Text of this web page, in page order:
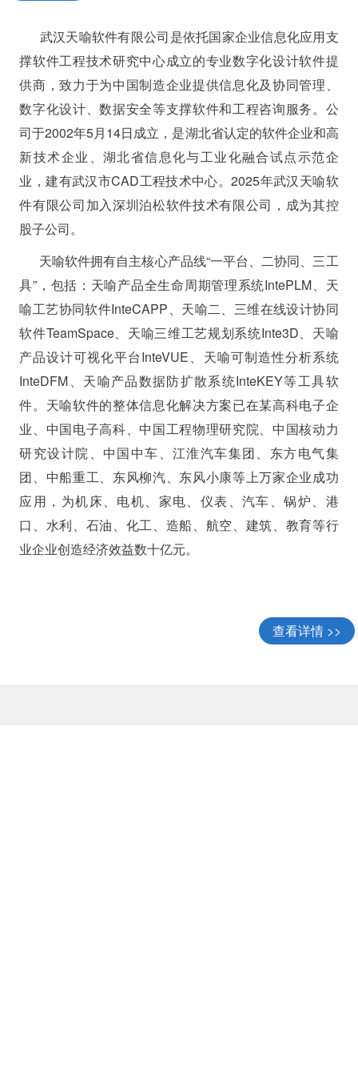
公司介绍
武汉天喻软件有限公司是依托国家企业信息化应用支
撑软件工程技术研究中心成立的专业数字化设计软件提
供商，致力于为中国制造企业提供信息化及协同管理、
数字化设计、数据安全等支撑软件和工程咨询服务。公
司于2002年5月14日成立，是湖北省认定的软件企业和高
新技术企业、湖北省信息化与工业化融合试点示范企
业，建有武汉市CAD工程技术中心。2025年武汉天喻软
件有限公司加入深圳泊松软件技术有限公司，成为其控
股子公司。
天喻软件拥有自主核心产品线“一平台、二协同、三工
具”，包括：天喻产品全生命周期管理系统IntePLM、天
喻工艺协同软件InteCAPP、天喻二、三维在线设计协同
软件TeamSpace、天喻三维工艺规划系统Inte3D、天喻
产品设计可视化平台InteVUE、天喻可制造性分析系统
InteDFM、天喻产品数据防扩散系统InteKEY等工具软
件。天喻软件的整体信息化解决方案已在某高科电子企
业、中国电子高科、中国工程物理研究院、中国核动力
研究设计院、中国中车、江淮汽车集团、东方电气集
团、中船重工、东风柳汽、东风小康等上万家企业成功
应用，为机床、电机、家电、仪表、汽车、锅炉、港
口、水利、石油、化工、造船、航空、建筑、教育等行